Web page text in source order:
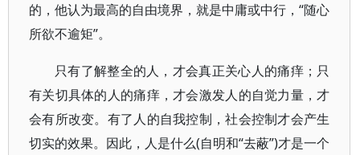
的，他认为最高的自由境界，就是中庸或中行，“随心
所欲不逾矩”。
只有了解整全的人，才会真正关心人的痛痒；只
有关切具体的人的痛痒，才会激发人的自觉力量，才
会有所改变。有了人的自我控制，社会控制才会产生
切实的效果。因此，人是什么(自明和“去蔽”)才是一个